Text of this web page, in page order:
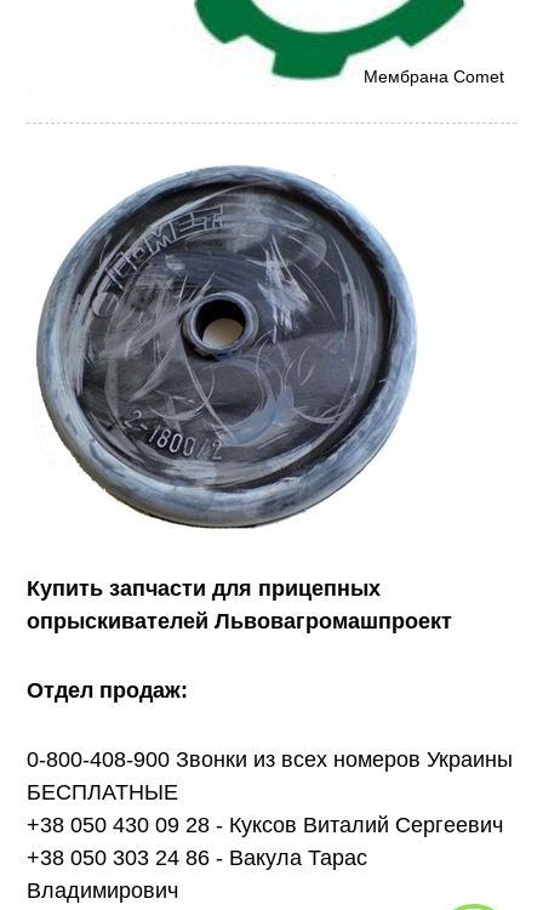
Мембрана Comet
Купить запчасти для прицепных
опрыскивателей Львовагромашпроект
Отдел продаж:
0-800-408-900 Звонки из всех номеров Украины
БЕСПЛАТНЫЕ
+38 050 430 09 28 - Куксов Виталий Сергеевич
+38 050 303 24 86 - Вакула Тарас
Владимирович